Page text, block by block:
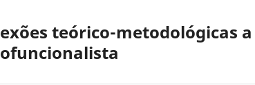
teórico-metodológicas